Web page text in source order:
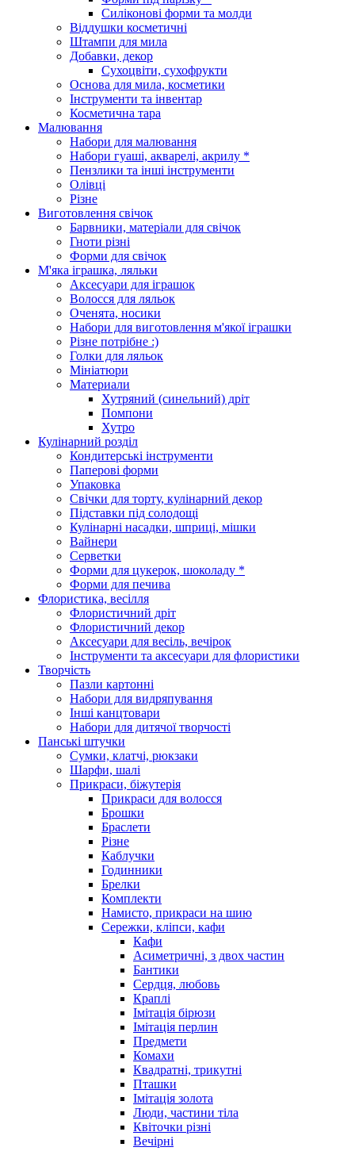
Силіконові форми та молди
Віддушки косметичні
Штампи для мила
Добавки, декор
Сухоцвіти, сухофрукти
Основа для мила, косметики
Інструменти та інвентар
Косметична тара
Малювання
Набори для малювання
Набори гуаші, акварелі, акрилу *
Пензлики та інші інструменти
Олівці
Різне
Виготовлення свічок
Барвники, матеріали для свічок
Гноти різні
Форми для свічок
М'яка іграшка, ляльки
Аксесуари для іграшок
Волосся для ляльок
Оченята, носики
Набори для виготовлення м'якої іграшки
Різне потрібне :)
Голки для ляльок
Мініатюри
Материали
Хутряний (синельний) дріт
Помпони
Хутро
Кулінарний розділ
Кондитерські інструменти
Паперові форми
Упаковка
Свічки для торту, кулінарний декор
Підставки під солодощі
Кулінарні насадки, шприці, мішки
Вайнери
Серветки
Форми для цукерок, шоколаду *
Форми для печива
Флористика, весілля
Флористичний дріт
Флористичний декор
Аксесуари для весіль, вечірок
Інструменти та аксесуари для флористики
Творчість
Пазли картонні
Набори для видряпування
Інші канцтовари
Набори для дитячої творчості
Панські штучки
Сумки, клатчі, рюкзаки
Шарфи, шалі
Прикраси, біжутерія
Прикраси для волосся
Брошки
Браслети
Різне
Каблучки
Годинники
Брелки
Комплекти
Намисто, прикраси на шию
Сережки, кліпси, кафи
Кафи
Асиметричні, з двох частин
Бантики
Сердця, любовь
Краплі
Імітація бірюзи
Імітація перлин
Предмети
Комахи
Квадратні, трикутні
Пташки
Імітація золота
Люди, частини тіла
Квіточки різні
Вечірні